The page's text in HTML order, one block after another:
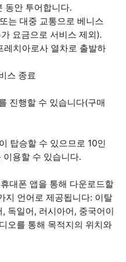
동안 투어합니다.
는 대중 교통으로 베니스
요금으로 서비스 제외).
레치아로사 열차로 출발하
스 종료
진행할 수 있습니다(구매
탑승할 수 있으므로 10인
용할 수 있습니다.
대폰 앱을 통해 다운로드할
지 언어로 제공됩니다: 이탈
독일어, 러시아어, 중국어이
오를 통해 목적지의 위치와